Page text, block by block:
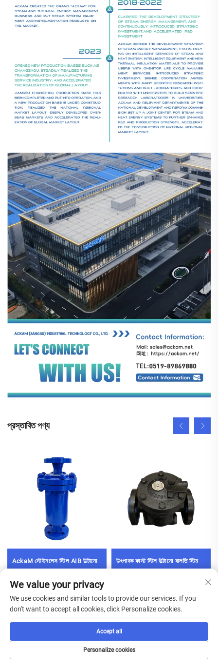
প্রস্তাবিত পণ্য
AckaM স্টেইনলেস স্টিল AIB উল্টানো
কনডেনসেট অপসারণ নির্মাতা হোয়ালসেল
উৎপাদক কাস্ট স্টিল উল্টানো বালতি স্টিম
ফ্রি কোটেশন পান
আমাদের প্রতিনিধি শীঘ্রই আপনার সাথে যোগাযোগ করবেন।
We value your privacy
We use cookies and similar tools to provide our services. If you
don't want to accept all cookies, click Personalize cookies.
Personalize cookies
Accept all